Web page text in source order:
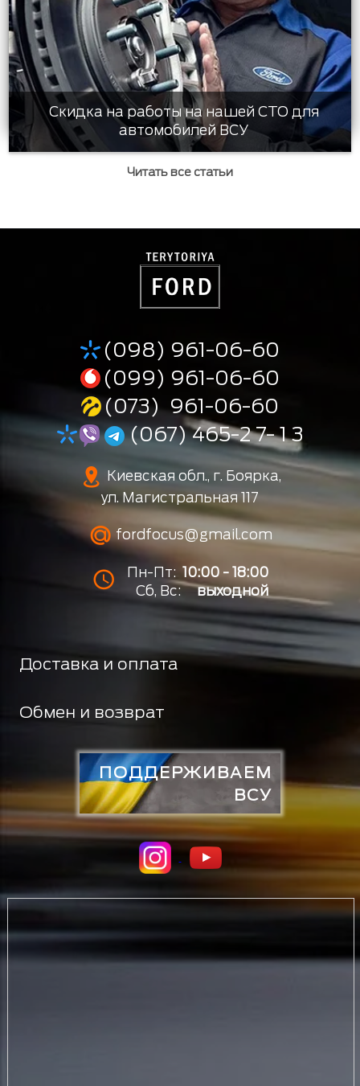
Скидка на работы на нашей СТО для
автомобилей ВСУ
Читать все статьи
(098) 961-06-60
(099) 961-06-60
(073) 961-06-60
(067) 465-2 7- 1 3
Киевская обл., г. Боярка,
ул. Магистральная 117
fordfocus@gmail.com
Пн-Пт: 10:00 - 18:00
Сб, Вс:
выходной
Доставка и оплата
Обмен и возврат
ПОДДЕРЖИВАЕМ
ВСУ